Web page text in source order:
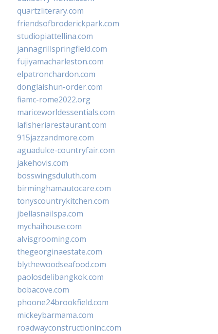
quartzliterary.com
friendsofbroderickpark.com
studiopiattellina.com
jannagrillspringfield.com
fujiyamacharleston.com
elpatronchardon.com
donglaishun-order.com
fiamc-rome2022.org
mariceworldessentials.com
lafisheriarestaurant.com
915jazzandmore.com
aguadulce-countryfair.com
jakehovis.com
bosswingsduluth.com
birminghamautocare.com
tonyscountrykitchen.com
jbellasnailspa.com
mychaihouse.com
alvisgrooming.com
thegeorginaestate.com
blythewoodseafood.com
paolosdelibangkok.com
bobacove.com
phoone24brookfield.com
mickeybarmama.com
roadwayconstructioninc.com